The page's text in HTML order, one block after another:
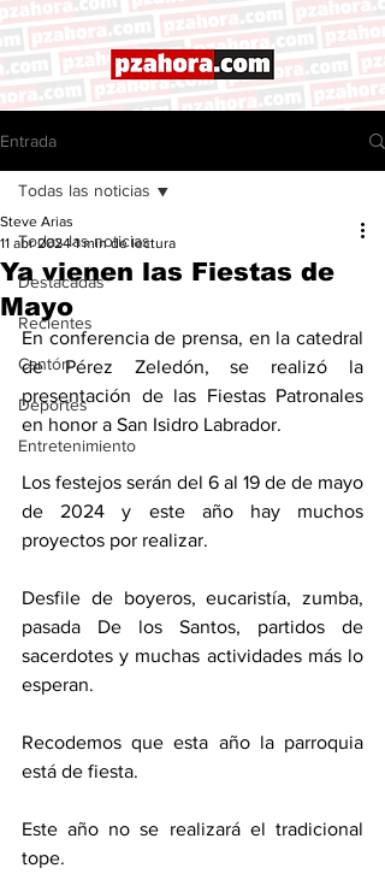
Entrada
Todas las noticias
Destacadas
Recientes
Cantón
Deportes
Entretenimiento
Todas las noticias
Ya vienen las Fiestas de
Mayo
Steve Arias
11 abr 2024 1 min de lectura
En conferencia de prensa, en la catedral
de Pérez Zeledón, se realizó la
presentación de las Fiestas Patronales
en honor a San Isidro Labrador.
Los festejos serán del 6 al 19 de de mayo
de 2024 y este año hay muchos
proyectos por realizar.
Desfile de boyeros, eucaristía, zumba,
pasada De los Santos, partidos de
sacerdotes y muchas actividades más lo
esperan.
Recodemos que esta año la parroquia
está de fiesta.
Este año no se realizará el tradicional
tope.